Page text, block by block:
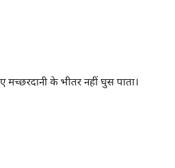
के भीतर नहीं घुस पाता।